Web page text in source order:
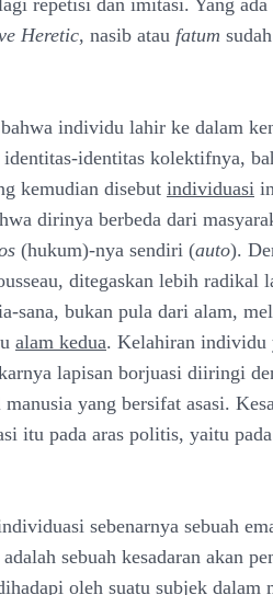
repetisi dan imitasi. Yang
Heretic, nasib atau fatum
individu lahir ke dalam
identitas kolektifnya,
kemudian disebut individuasi
dirinya berbeda dari
(hukum)-nya sendiri (auto).
ditegaskan lebih radikal
sana, bukan pula dari alam,
alam kedua. Kelahiran individu
lapisan borjuasi diiringi
yang bersifat asasi.
itu pada aras politis, yaitu
sebenarnya sebuah
sebuah kesadaran akan
oleh suatu subjek dalam